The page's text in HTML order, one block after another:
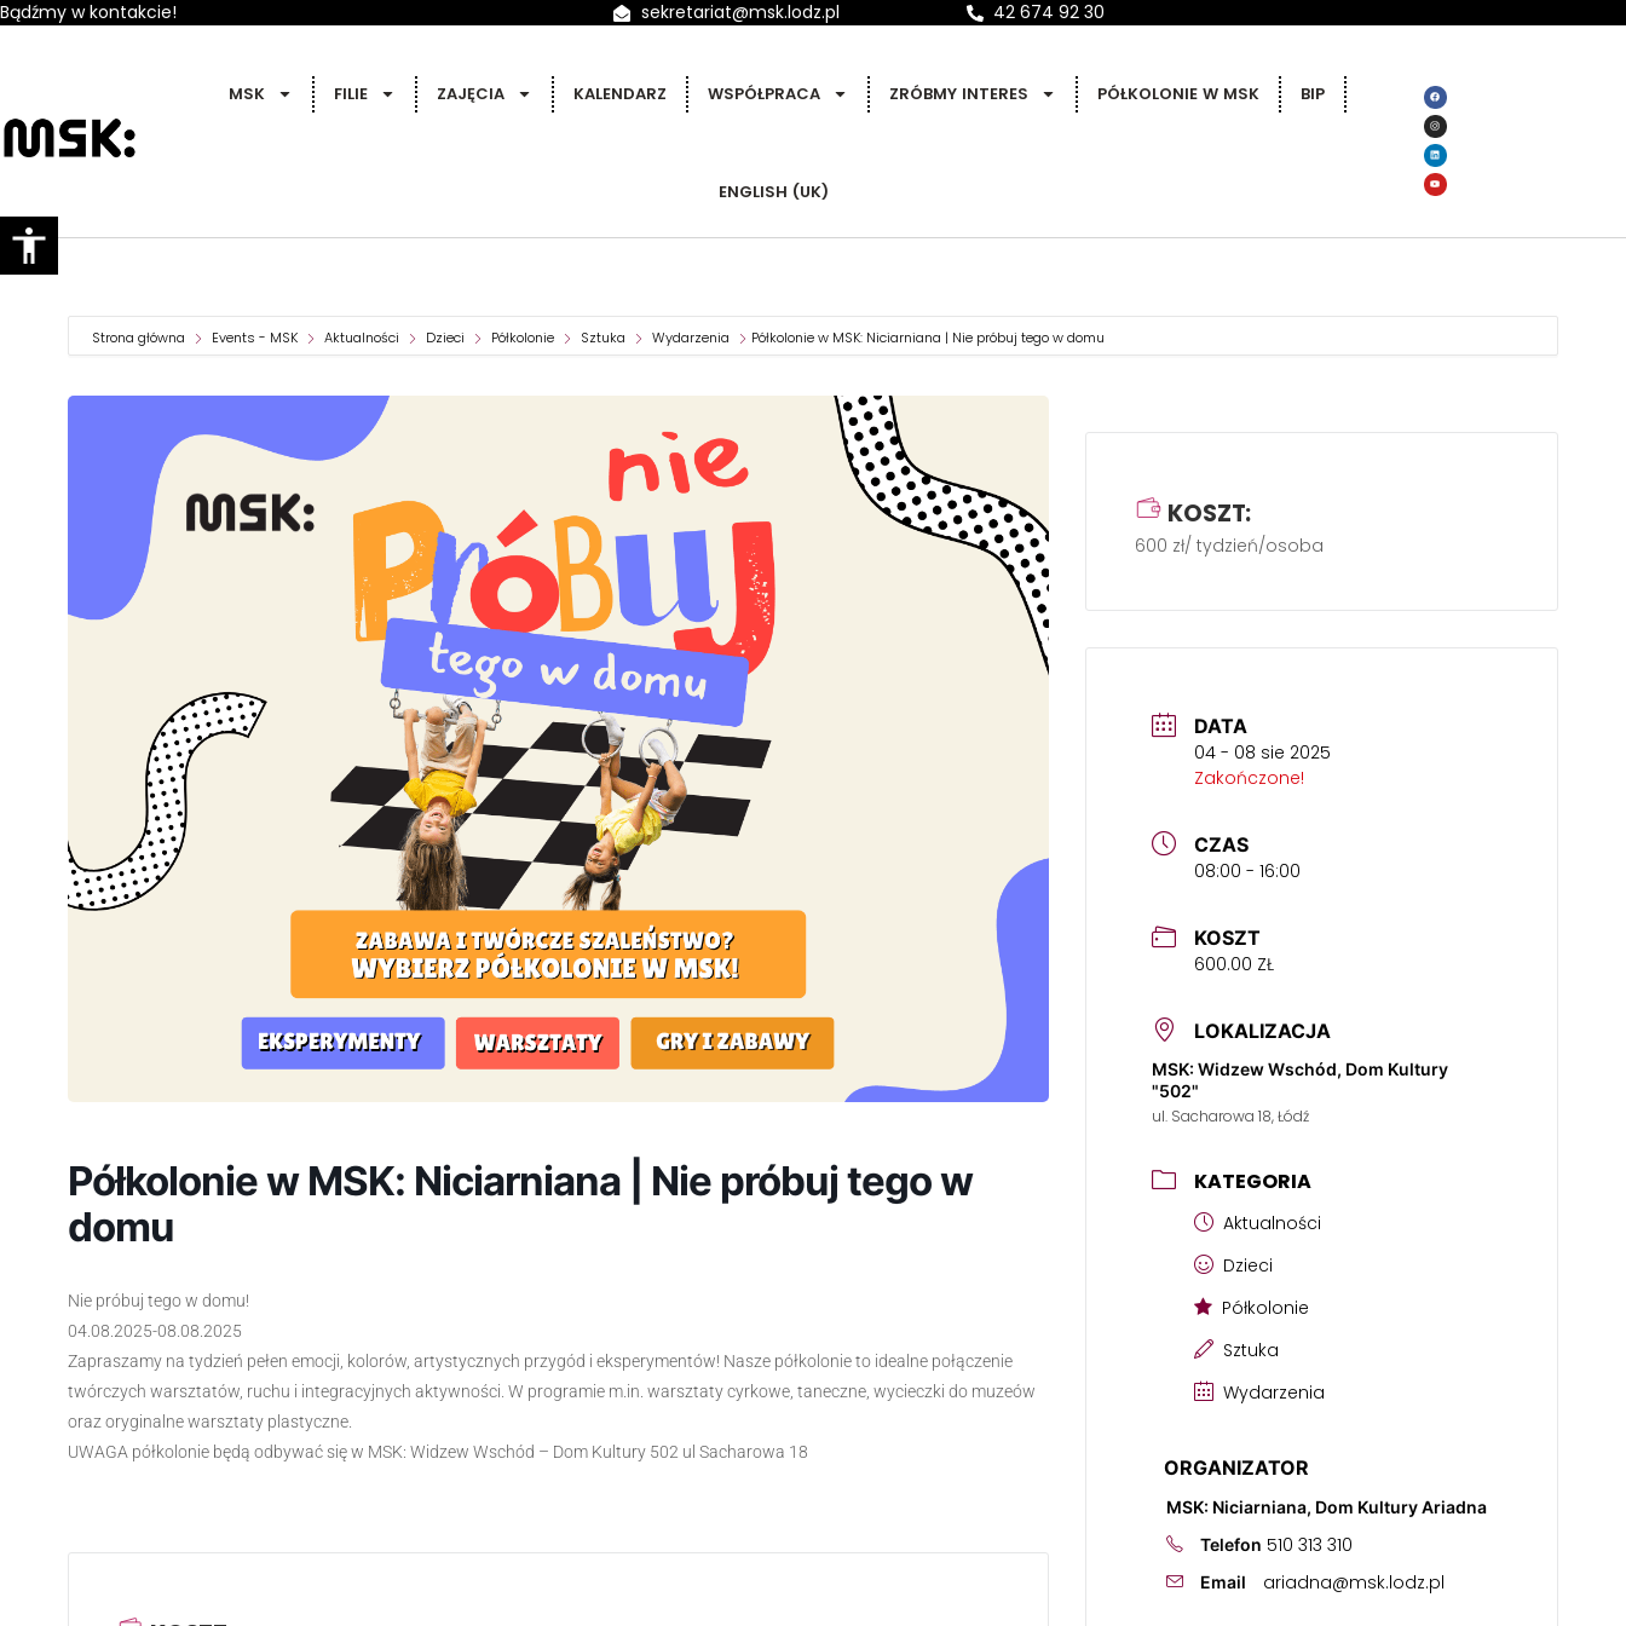
Bądźmy w kontakcie! sekretariat@msk.lodz.pl 42 674 92 30
MSK FILIE ZAJĘCIA KALENDARZ WSPÓŁPRACA ZRÓBMY INTERES PÓŁKOLONIE W MSK BIP
ENGLISH (UK)
Strona główna Events - MSK Aktualności Dzieci Półkolonie Sztuka Wydarzenia Półkolonie w MSK: Niciarniana | Nie próbuj tego w domu
Półkolonie w MSK: Niciarniana | Nie próbuj tego w
domu
Nie próbuj tego w domu!
04.08.2025-08.08.2025
Zapraszamy na tydzień pełen emocji, kolorów, artystycznych przygód i eksperymentów! Nasze półkolonie to idealne połączenie
twórczych warsztatów, ruchu i integracyjnych aktywności. W programie m.in. warsztaty cyrkowe, taneczne, wycieczki do muzeów
oraz oryginalne warsztaty plastyczne.
UWAGA półkolonie będą odbywać się w MSK: Widzew Wschód – Dom Kultury 502 ul Sacharowa 18
DATA
04 - 08 sie 2025
Zakończone!
CZAS
08:00 - 16:00
KOSZT
600.00 ZŁ
LOKALIZACJA
MSK: Widzew Wschód, Dom Kultury
"502"
ul. Sacharowa 18, Łódź
KATEGORIA
Aktualności
Dzieci
Półkolonie
Sztuka
Wydarzenia
ORGANIZATOR
MSK: Niciarniana, Dom Kultury Ariadna
Telefon 510 313 310
Email ariadna@msk.lodz.pl
KOSZT:
600 zł/ tydzień/osoba